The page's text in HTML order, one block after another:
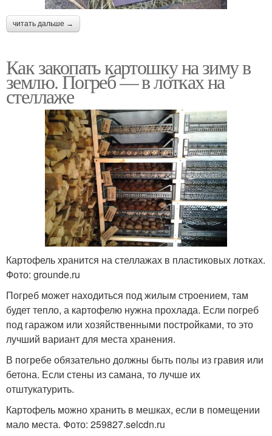
читать дальше →
Как закопать картошку на зиму в
землю. Погреб — в лотках на
стеллаже
Картофель хранится на стеллажах в пластиковых лотках.
Фото: grounde.ru
Погреб может находиться под жилым строением, там
будет тепло, а картофелю нужна прохлада. Если погреб
под гаражом или хозяйственными постройками, то это
лучший вариант для места хранения.
В погребе обязательно должны быть полы из гравия или
бетона. Если стены из самана, то лучше их
отштукатурить.
Картофель можно хранить в мешках, если в помещении
мало места. Фото: 259827.selcdn.ru